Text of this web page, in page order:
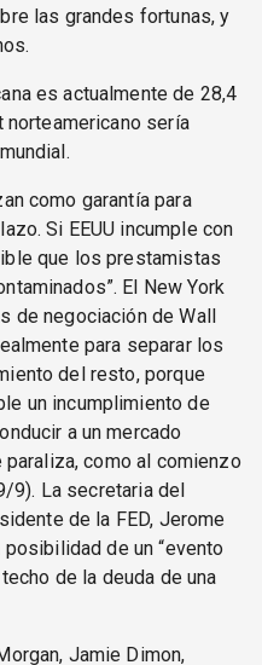
las grandes fortunas, y
es actualmente de 28,4
sería
como garantía para
Si EEUU incumple con
que los prestamistas
El New York
de negociación de Wall
para separar los
del resto, porque
un incumplimiento de
a un mercado
como al comienzo
9). La secretaria del
de la FED, Jerome
de un “evento
de la deuda de una
Jamie Dimon,